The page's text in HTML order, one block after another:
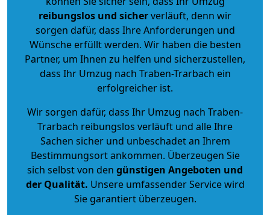
reibungslos und sicherverläuft, denn wir
sorgen dafür, dass Ihre Anforderungen und
Wünsche erfüllt werden. Wir haben die besten
Partner, um Ihnen zu helfen und sicherzustellen,
dass Ihr Umzug nach Traben-Trarbach ein
erfolgreicher ist.
Wir sorgen dafür, dass Ihr Umzug nach Traben-
Trarbach reibungslos verläuft und alle Ihre
Sachen sicher und unbeschadet an Ihrem
Bestimmungsort ankommen. Überzeugen Sie
sich selbst von den günstigen Angeboten und
der Qualität. Unsere umfassender Service wird
Sie garantiert überzeugen.